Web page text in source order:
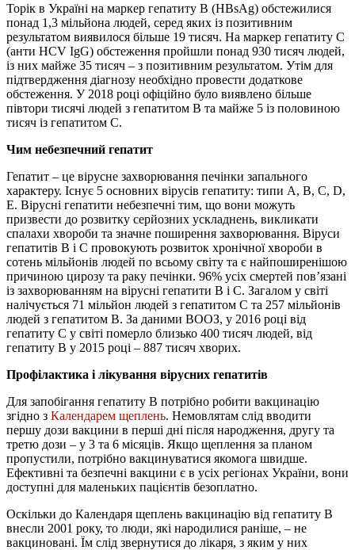
Торік в Україні на маркер гепатиту В (HBsAg) обстежилися
понад 1,3 мільйона людей, серед яких із позитивним
результатом виявилося більше 19 тисяч. На маркер гепатиту С
(анти HCV IgG) обстеження пройшли понад 930 тисяч людей,
із них майже 35 тисяч – з позитивним результатом. Утім для
підтвердження діагнозу необхідно провести додаткове
обстеження. У 2018 році офіційно було виявлено більше
півтори тисячі людей з гепатитом В та майже 5 із половиною
тисяч із гепатитом С.
Чим небезпечний гепатит
Гепатит – це вірусне захворювання печінки запального
характеру. Існує 5 основних вірусів гепатиту: типи А, B, C, D,
E. Вірусні гепатити небезпечні тим, що вони можуть
призвести до розвитку серйозних ускладнень, викликати
спалахи хвороби та значне поширення захворювання. Віруси
гепатитів В і С провокують розвиток хронічної хвороби в
сотень мільйонів людей по всьому світу та є найпоширенішою
причиною цирозу та раку печінки. 96% усіх смертей пов’язані
із захворюванням на вірусні гепатити В і С. Загалом у світі
налічується 71 мільйон людей з гепатитом С та 257 мільйонів
людей з гепатитом В. За даними ВООЗ, у 2016 році від
гепатиту С у світі померло близько 400 тисяч людей, від
гепатиту В у 2015 році – 887 тисяч хворих.
Профілактика і лікування вірусних гепатитів
Для запобігання гепатиту В потрібно робити вакцинацію
згідно з Календарем щеплень. Немовлятам слід вводити
першу дози вакцини в перші дні після народження, другу та
третю дози – у 3 та 6 місяців. Якщо щеплення за планом
пропустили, потрібно вакцинуватися якомога швидше.
Ефективні та безпечні вакцини є в усіх регіонах України, вони
доступні для маленьких пацієнтів безоплатно.
Оскільки до Календаря щеплень вакцинацію від гепатиту В
внесли 2001 року, то люди, які народилися раніше, – не
вакциновані. Їм слід звернутися до лікаря, з яким у них